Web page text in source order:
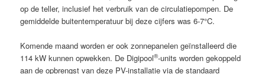
op de teller, inclusief het verbruik van de circulatiepompen. De
gemiddelde buitentemperatuur bij deze cijfers was 6-7°C.
Komende maand worden er ook zonnepanelen geïnstalleerd die
114 kW kunnen opwekken. De Digipool®-units worden gekoppeld
aan de opbrengst van deze PV-installatie via de standaard